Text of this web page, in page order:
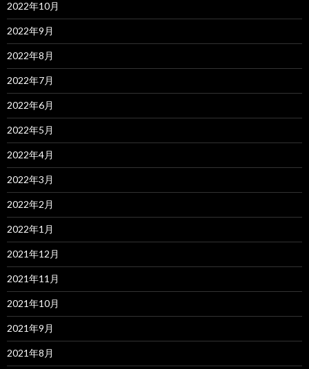
2022年10月
2022年9月
2022年8月
2022年7月
2022年6月
2022年5月
2022年4月
2022年3月
2022年2月
2022年1月
2021年12月
2021年11月
2021年10月
2021年9月
2021年8月